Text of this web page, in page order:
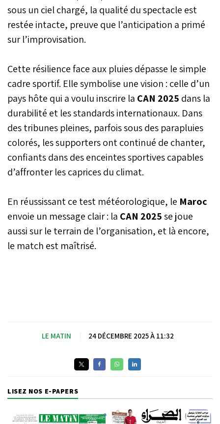
s'imposer face au Soudan,
alors que le Burkina Faso
ouvrira le bal contre la
sous un ciel chargé, la qualité du spectacle est
restée intacte, preuve que l’anticipation a primé
sur l’improvisation.
Cette résilience face aux pluies dépasse le simple
cadre sportif. Elle symbolise une vision : celle d’un
pays hôte qui a voulu inscrire la CAN 2025 dans la
durabilité et les standards internationaux. Dans
des tribunes pleines, parfois sous des parapluies
colorés, les supporters ont continué de chanter,
confiants dans des enceintes sportives capables
d’affronter les caprices du climat.
En réussissant ce test météorologique, le Maroc
envoie un message clair : la CAN 2025se joue
aussi sur le terrain de l’organisation, et là encore,
le match est maîtrisé.
LE MATIN 24 DÉCEMBRE 2025 À 11:32
LISEZ NOS E-PAPERS